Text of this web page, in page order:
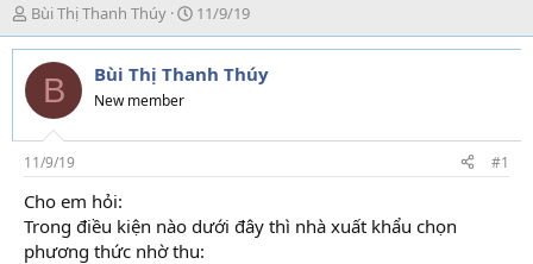
T
h
r
e
d
s
t
a
r
t
e
Bùi Thị Thanh Thúy
N
g
à
y
i
11/9/19
B Bùi Thị Thanh Thúy
New member
11/9/19 #1
Cho em hỏi:
Trong điều kiện nào dưới đây thì nhà xuất khẩu chọn
phương thức nhờ thu: